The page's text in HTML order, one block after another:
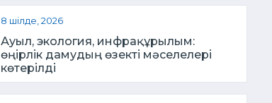
8 шілде, 2026
Ауыл, экология, инфрақұрылым:
өңірлік дамудың өзекті мәселелері
көтерілді